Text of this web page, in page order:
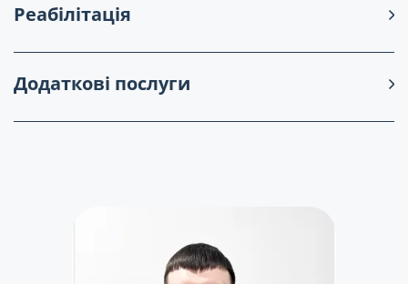
Реабілітація
Додаткові послуги